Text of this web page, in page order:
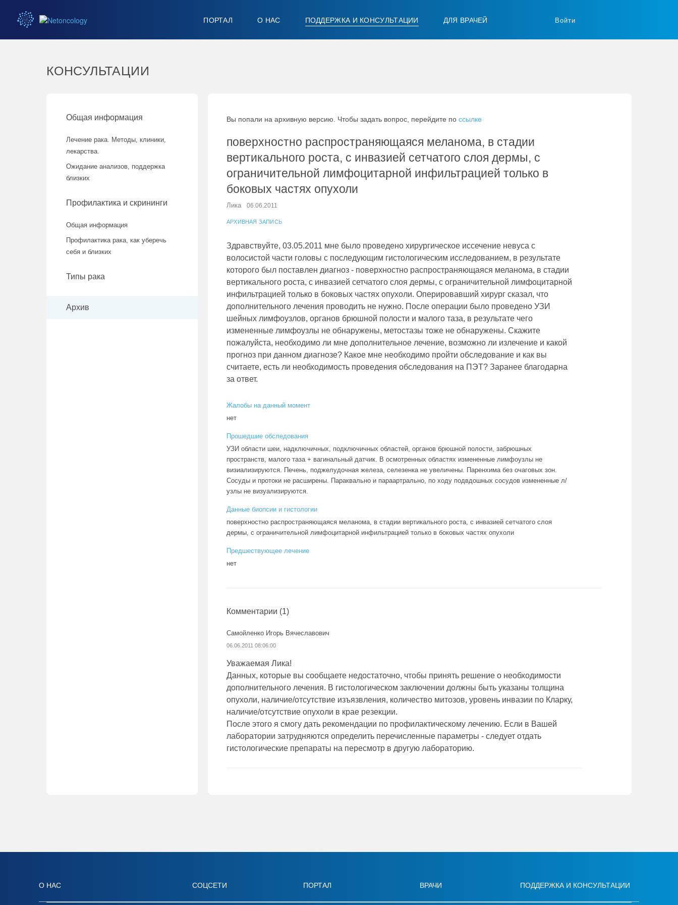
ПОРТАЛ О НАС ПОДДЕРЖКА И КОНСУЛЬТАЦИИ ДЛЯ ВРАЧЕЙ Войти
КОНСУЛЬТАЦИИ
Общая информация
Лечение рака. Методы, клиники,
лекарства.
Ожидание анализов, поддержка
близких
Профилактика и скрининги
Общая информация
Профилактика рака, как уберечь
себя и близких
Типы рака
Архив
Вы попали на архивную версию. Чтобы задать вопрос, перейдите по ссылке
поверхностно распространяющаяся меланома, в стадии
вертикального роста, с инвазией сетчатого слоя дермы, с
ограничительной лимфоцитарной инфильтрацией только в
боковых частях опухоли
Лика 06.06.2011
АРХИВНАЯ ЗАПИСЬ
Здравствуйте, 03.05.2011 мне было проведено хирургическое иссечение невуса с
волосистой части головы с последующим гистологическим исследованием, в результате
которого был поставлен диагноз - поверхностно распространяющаяся меланома, в стадии
вертикального роста, с инвазией сетчатого слоя дермы, с ограничительной лимфоцитарной
инфильтрацией только в боковых частях опухоли. Оперировавший хирург сказал, что
дополнительного лечения проводить не нужно. После операции было проведено УЗИ
шейных лимфоузлов, органов брюшной полости и малого таза, в результате чего
измененные лимфоузлы не обнаружены, метостазы тоже не обнаружены. Скажите
пожалуйста, необходимо ли мне дополнительное лечение, возможно ли излечение и какой
прогноз при данном диагнозе? Какое мне необходимо пройти обследование и как вы
считаете, есть ли необходимость проведения обследования на ПЭТ? Заранее благодарна
за ответ.
Жалобы на данный момент
нет
Прошедшие обследования
УЗИ области шеи, надключичных, подключичных областей, органов брюшной полости, забрюшных
пространств, малого таза + вагинальный датчик. В осмотренных областях измененные лимфоузлы не
визиализируются. Печень, поджелудочная железа, селезенка не увеличены. Паренхима без очаговых зон.
Сосуды и протоки не расширены. Параквально и параартрально, по ходу подвдошных сосудов измененные л/
узлы не визуализируются.
Данные биопсии и гистологии
поверхностно распространяющаяся меланома, в стадии вертикального роста, с инвазией сетчатого слоя
дермы, с ограничительной лимфоцитарной инфильтрацией только в боковых частях опухоли
Предшествующее лечение
нет
Комментарии (1)
Самойленко Игорь Вячеславович
06.06.2011 08:06:00
Уважаемая Лика!
Данных, которые вы сообщаете недостаточно, чтобы принять решение о необходимости
дополнительного лечения. В гистологическом заключении должны быть указаны толщина
опухоли, наличие/отсутствие изъязвления, количество митозов, уровень инвазии по Кларку,
наличие/отсутствие опухоли в крае резекции.
После этого я смогу дать рекомендации по профилактическому лечению. Если в Вашей
лаборатории затрудняются определить перечисленные параметры - следует отдать
гистологические препараты на пересмотр в другую лабораторию.
О НАС СОЦСЕТИ ПОРТАЛ ВРАЧИ ПОДДЕРЖКА И КОНСУЛЬТАЦИИ